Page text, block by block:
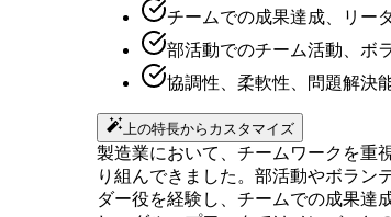
チームでの成果達成、リー
部活動でのチーム活動、ボ
協調性、柔軟性、問題解決
上の特長からカスタマイズ
製造業において、チームワークを重
り組んできました。部活動やボラン
ダー役を経験し、チームでの成果達